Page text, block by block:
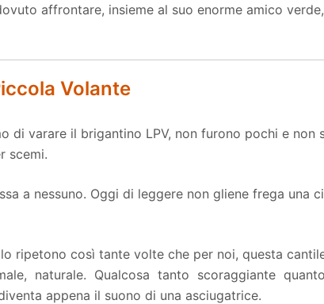
affrontare, insieme al suo enorme amico
Volante
di varare il brigantino LPV, non furono pochi e non
scemi.
a nessuno. Oggi di leggere non gliene frega una
ripetono così tante volte che per noi, questa
naturale. Qualcosa tanto scoraggiante
appena il suono di una asciugatrice.